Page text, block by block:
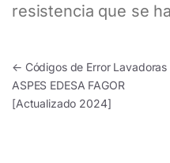
resistencia que se
Navegación de
← Códigos de Error Lavadoras
ASPES EDESA FAGOR
[Actualizado 2024]